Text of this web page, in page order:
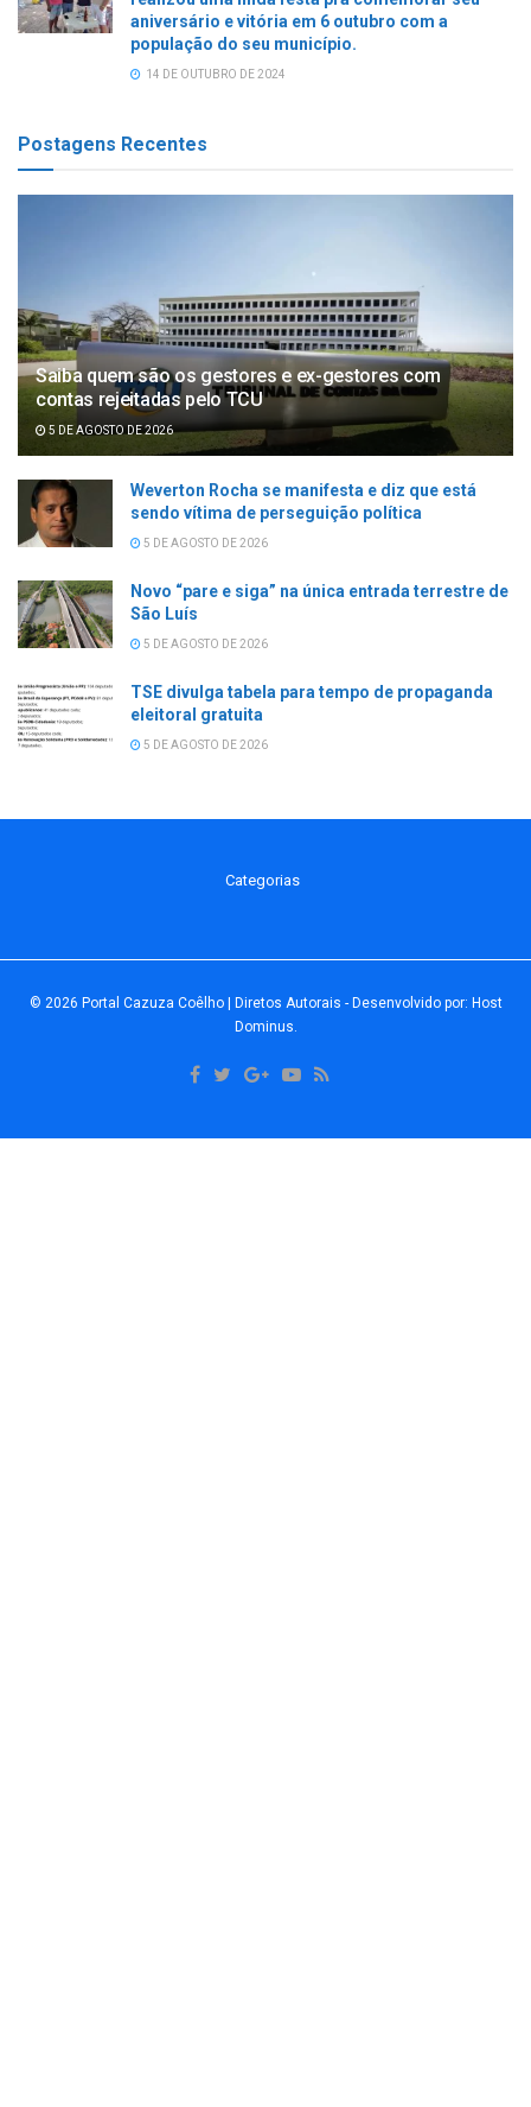
aniversário e vitória em 6 outubro com a
população do seu município.
14 DE OUTUBRO DE 2024
Postagens Recentes
Saiba quem são os gestores e ex-gestores com
contas rejeitadas pelo TCU
5 DE AGOSTO DE 2026
Weverton Rocha se manifesta e diz que está
sendo vítima de perseguição política
5 DE AGOSTO DE 2026
Novo “pare e siga” na única entrada terrestre de
São Luís
5 DE AGOSTO DE 2026
TSE divulga tabela para tempo de propaganda
eleitoral gratuita
5 DE AGOSTO DE 2026
Categorias
© 2026 Portal Cazuza Coêlho | Diretos Autorais - Desenvolvido por: Host
Dominus